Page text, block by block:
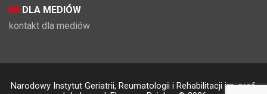
DLA MEDIÓW
kontakt dla mediów
Narodowy Instytut Geriatrii, Reumatologii i Rehabilitacji im. prof.